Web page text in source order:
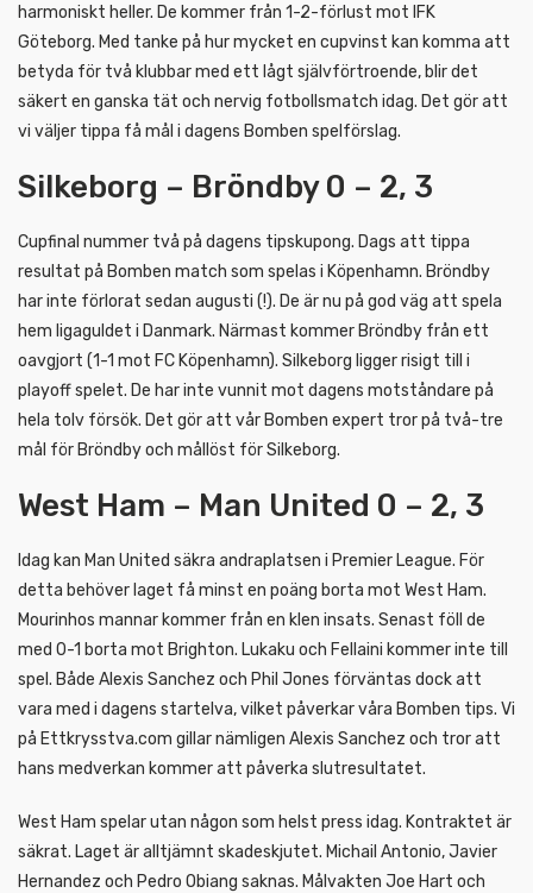
harmoniskt heller. De kommer från 1-2-förlust mot IFK
Göteborg. Med tanke på hur mycket en cupvinst kan komma att
betyda för två klubbar med ett lågt självförtroende, blir det
säkert en ganska tät och nervig fotbollsmatch idag. Det gör att
vi väljer tippa få mål i dagens Bomben spelförslag.
Silkeborg – Bröndby 0 – 2, 3
Cupfinal nummer två på dagens tipskupong. Dags att tippa
resultat på Bomben match som spelas i Köpenhamn. Bröndby
har inte förlorat sedan augusti (!). De är nu på god väg att spela
hem ligaguldet i Danmark. Närmast kommer Bröndby från ett
oavgjort (1-1 mot FC Köpenhamn). Silkeborg ligger risigt till i
playoff spelet. De har inte vunnit mot dagens motståndare på
hela tolv försök. Det gör att vår Bomben expert tror på två-tre
mål för Bröndby och mållöst för Silkeborg.
West Ham – Man United 0 – 2, 3
Idag kan Man United säkra andraplatsen i Premier League. För
detta behöver laget få minst en poäng borta mot West Ham.
Mourinhos mannar kommer från en klen insats. Senast föll de
med 0-1 borta mot Brighton. Lukaku och Fellaini kommer inte till
spel. Både Alexis Sanchez och Phil Jones förväntas dock att
vara med i dagens startelva, vilket påverkar våra Bomben tips. Vi
på Ettkrysstva.com gillar nämligen Alexis Sanchez och tror att
hans medverkan kommer att påverka slutresultatet.
West Ham spelar utan någon som helst press idag. Kontraktet är
säkrat. Laget är alltjämnt skadeskjutet. Michail Antonio, Javier
Hernandez och Pedro Obiang saknas. Målvakten Joe Hart och